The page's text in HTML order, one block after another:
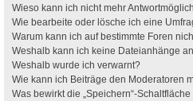
Wieso kann ich nicht mehr
Wie bearbeite oder lösche ich eine
Warum kann ich auf bestimmte Foren
Weshalb kann ich keine Dateianhänge
Weshalb wurde ich verwarnt?
Wie kann ich Beiträge den Moderatoren
Was bewirkt die „Speichern“-